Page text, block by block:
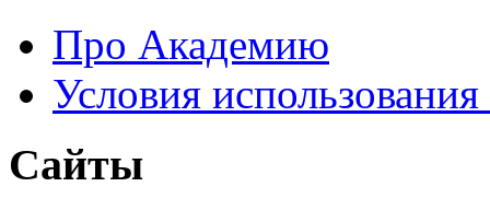
Про Академию
Условия
Сайты